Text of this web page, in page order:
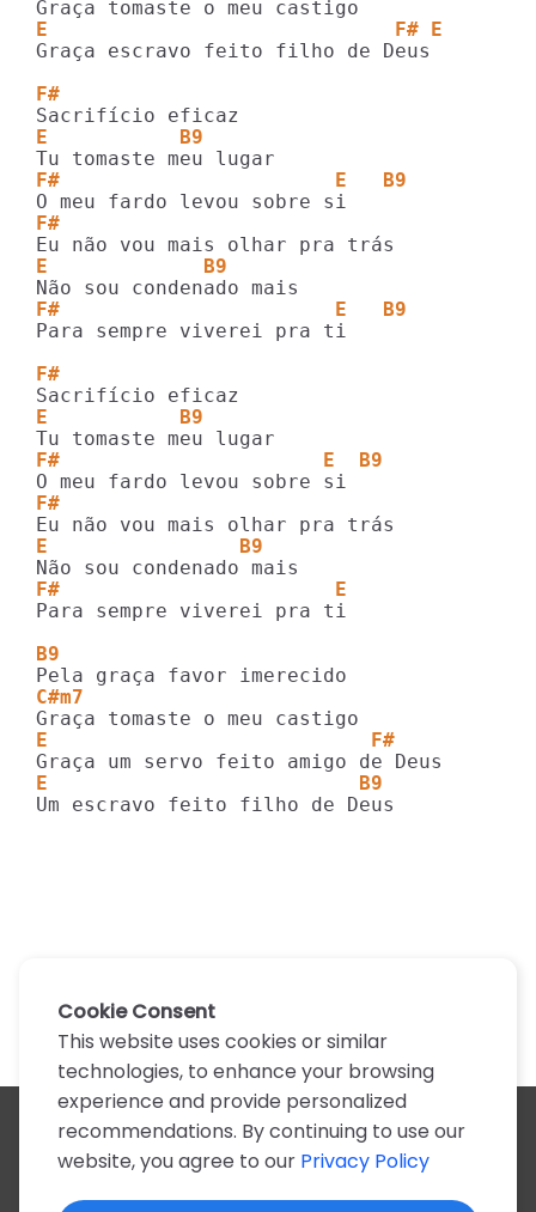
E                             F# E
Graça escravo feito filho de Deus
F#
E           B9
F#                       E   B9
F#
E             B9
F#                       E   B9
Para sempre viverei pra ti
F#
E           B9
F#                      E  B9
F#
E                B9
F#                       E
Para sempre viverei pra ti
B9
C#m7
E                           F#
E                          B9
Um escravo feito filho de Deus
All artists
A
B C D E F G H I J K
N
O P Q R S T U V W X
Cookie Consent
This website uses cookies or similar
technologies, to enhance your browsing
experience and provide personalized
recommendations. By continuing to use our
website, you agree to our Privacy Policy